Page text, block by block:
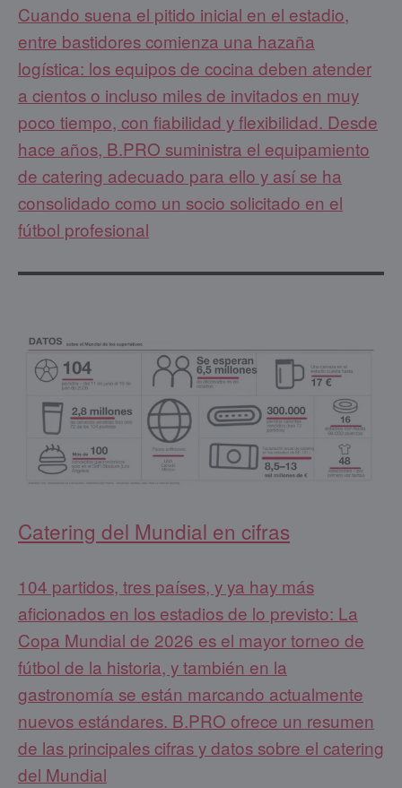
Cuando suena el pitido inicial en el estadio,
entre bastidores comienza una hazaña
logística: los equipos de cocina deben atender
a cientos o incluso miles de invitados en muy
poco tiempo, con fiabilidad y flexibilidad. Desde
hace años, B.PRO suministra el equipamiento
de catering adecuado para ello y así se ha
consolidado como un socio solicitado en el
fútbol profesional
Catering del Mundial en cifras
104 partidos, tres países, y ya hay más
aficionados en los estadios de lo previsto: La
Copa Mundial de 2026 es el mayor torneo de
fútbol de la historia, y también en la
gastronomía se están marcando actualmente
nuevos estándares. B.PRO ofrece un resumen
de las principales cifras y datos sobre el catering
del Mundial